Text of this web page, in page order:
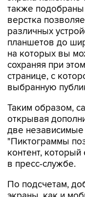
также
верстка
различных
планшетов до
на которых вы
сохраняя при
странице, с
выбранную
Таким образом,
открывая
две
"Пиктограммы
контент, который
в пресс-службе.
По подсчетам,